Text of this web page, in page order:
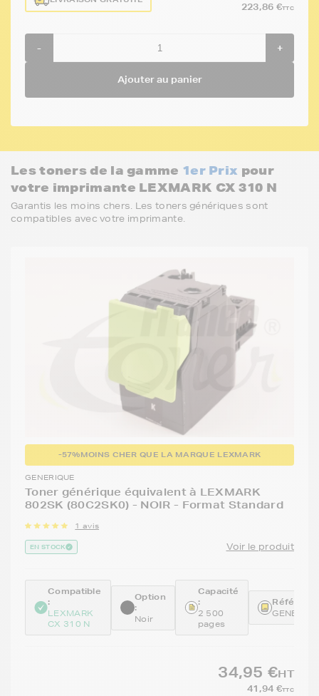
223,86 €TTC
- +
Ajouter au panier
Les toners de la gamme 1er Prix pour
votre imprimante LEXMARK CX 310 N
Garantis les moins chers. Les toners génériques sont
compatibles avec votre imprimante.
-57%MOINS CHER QUE LA MARQUE LEXMARK
GENERIQUE
Toner générique équivalent à LEXMARK
802SK (80C2SK0) - NOIR - Format Standard
1 avis
EN STOCK Voir le produit
Compatible
:
LEXMARK
CX 310 N
Option
:
Noir
Capacité
:
2 500
pages
34,95 €HT
41,94 €TTC